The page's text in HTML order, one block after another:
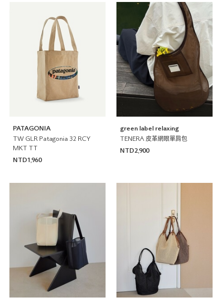
PATAGONIA
TW GLR Patagonia 32 RCY
MKT TT
NTD1,960
green label relaxing
TENERA 皮革網眼單肩包
NTD2,900